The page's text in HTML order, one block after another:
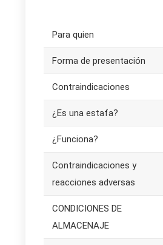
Para quien
Forma de presentación
Contraindicaciones
¿Es una estafa?
¿Funciona?
Contraindicaciones y
reacciones adversas
CONDICIONES DE
ALMACENAJE